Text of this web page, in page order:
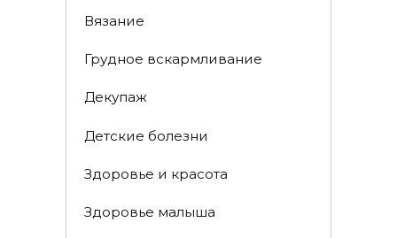
Вязание
Грудное вскармливание
Декупаж
Детские болезни
Здоровье и красота
Здоровье малыша